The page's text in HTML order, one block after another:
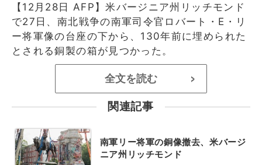
【12月28日 AFP】米バージニア州リッチモンド
で27日、南北戦争の南軍司令官ロバート・E・リ
ー将軍像の台座の下から、130年前に埋められた
とされる銅製の箱が見つかった。
全文を読む >
関連記事
南軍リー将軍の銅像撤去、米バージ
ニア州リッチモンド